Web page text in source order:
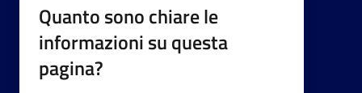
Quanto sono chiare le
informazioni su questa
pagina?